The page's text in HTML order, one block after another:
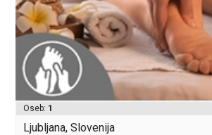
Oseb: 1
Ljubljana, Slovenija